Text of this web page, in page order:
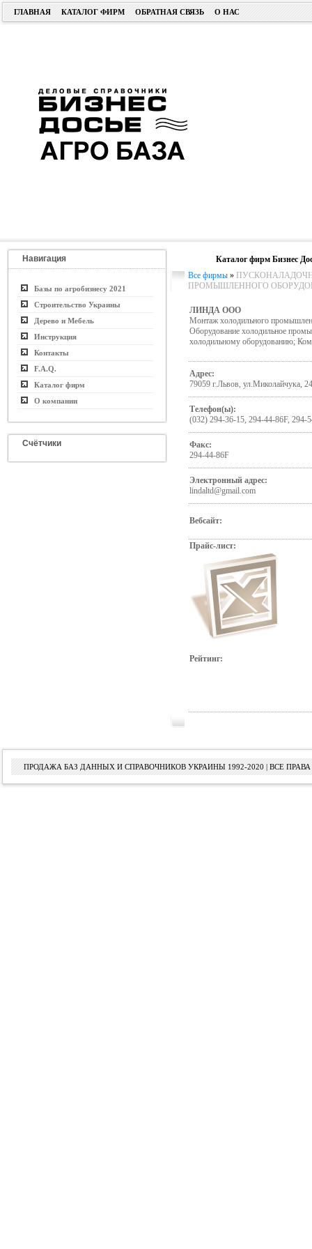
ГЛАВНАЯ КАТАЛОГ ФИРМ ОБРАТНАЯ СВЯЗЬ О НАС
Навигация
Базы по агробизнесу 2021
Строительство Украины
Дерево и Мебель
Инструкция
Контакты
F.A.Q.
Каталог фирм
О компании
Счётчики
Каталог фирм Бизнес
Все фирмы »
ПРОМЫШЛЕННОГО
ЛИНДА ООО
Монтаж холодильного
Оборудование холодильное
холодильному оборудованию;
Адрес:
79059 г.Львов, ул.Миколайчука, 24
Телефон(ы):
(032) 294-36-15, 294-44-86F, 294-
Факс:
294-44-86F
Электронный адрес:
lindaltd@gmail.com
Вебсайт:
Прайс-лист:
Рейтинг:
ПРОДАЖА БАЗ ДАННЫХ И СПРАВОЧНИКОВ УКРАИНЫ 1992-2020 | ВСЕ